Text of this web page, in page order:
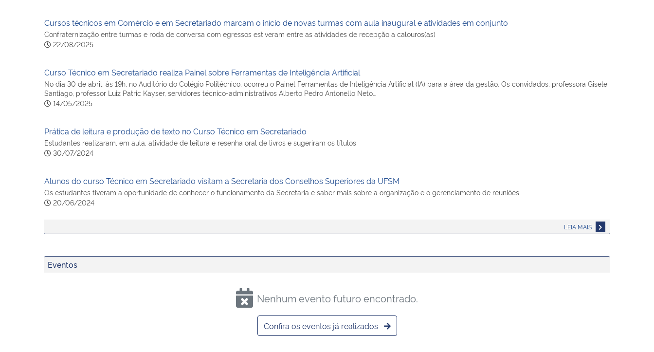
Cursos técnicos em Comércio e em Secretariado marcam o início de novas turmas com aula inaugural e atividades em conjunto
Confraternização entre turmas e roda de conversa com egressos estiveram entre as atividades de recepção a calouros(as)
22/08/2025
Curso Técnico em Secretariado realiza Painel sobre Ferramentas de Inteligência Artificial
No dia 30 de abril, às 19h, no Auditório do Colégio Politécnico, ocorreu o Painel Ferramentas de Inteligência Artificial (IA) para a área da gestão. Os convidados, professora Gisele
Santiago, professor Luiz Patric Kayser, servidores técnico-administrativos Alberto Pedro Antonello Neto…
14/05/2025
Prática de leitura e produção de texto no Curso Técnico em Secretariado
Estudantes realizaram, em aula, atividade de leitura e resenha oral de livros e sugeriram os títulos
30/07/2024
Alunos do curso Técnico em Secretariado visitam a Secretaria dos Conselhos Superiores da UFSM
Os estudantes tiveram a oportunidade de conhecer o funcionamento da Secretaria e saber mais sobre a organização e o gerenciamento de reuniões
20/06/2024
LEIA MAIS
Eventos
Nenhum evento futuro encontrado.
Confira os eventos já realizados